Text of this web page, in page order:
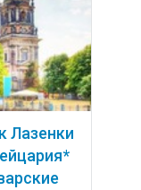
Лазенки